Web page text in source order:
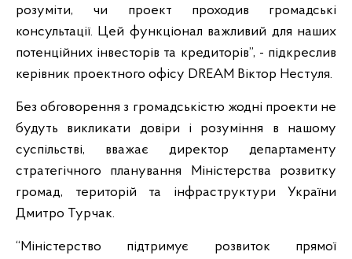
розуміти, чи проект проходив громадські
консультації. Цей функціонал важливий для наших
потенційних інвесторів та кредиторів”, - підкреслив
керівник проектного офісу DREAM Віктор Нестуля.
Без обговорення з громадськістю жодні проекти не
будуть викликати довіри і розуміння в нашому
суспільстві, вважає директор департаменту
стратегічного планування Міністерства розвитку
громад, територій та інфраструктури України
Дмитро Турчак.
“Міністерство підтримує розвиток прямої